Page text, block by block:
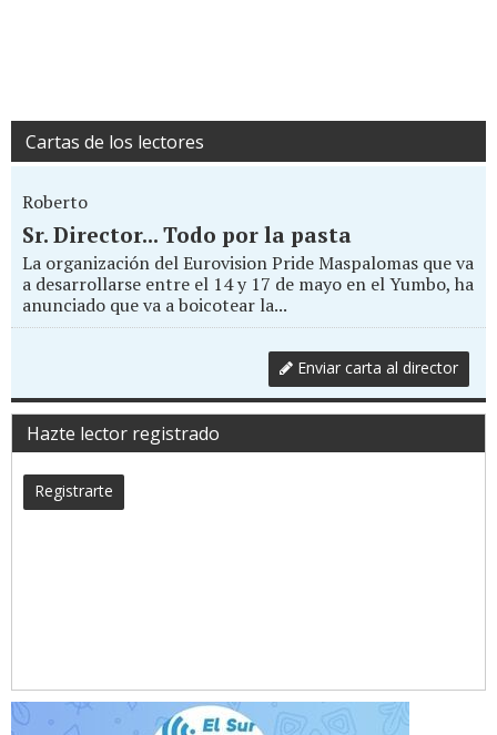
Cartas de los lectores
Roberto
Sr. Director... Todo por la pasta
La organización del Eurovision Pride Maspalomas que va
a desarrollarse entre el 14 y 17 de mayo en el Yumbo, ha
anunciado que va a boicotear la...
Enviar carta al director
Hazte lector registrado
Registrarte